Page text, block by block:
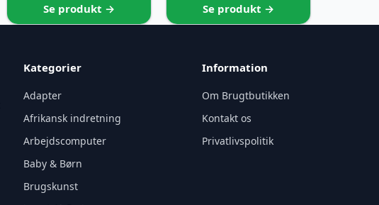
Se produkt → Se produkt →
Kategorier
Adapter
Afrikansk indretning
Arbejdscomputer
Baby & Børn
Brugskunst
Information
Om Brugtbutikken
Kontakt os
Privatlivspolitik